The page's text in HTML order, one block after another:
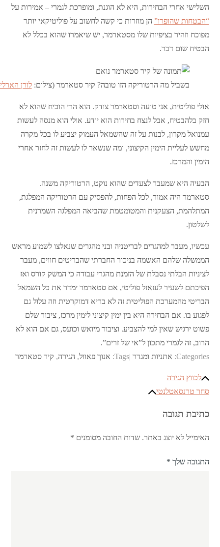
השלישי אחרי הבחירות, היא לא הוגנת, ומופרכת לגמרי – אמירות על
“הבטחות שהופרו” הן מוזרות כי קשה לחשוב על פוליטיקאי יותר
מפוכח וזהיר בציפיות שלו מסטארמר, יש שיאמרו שהוא בכלל לא
הבטיח שום דבר.
בשביל מה הרטוריקה הזו טובה? קיר סטארמר (צילום:לורן הארלי,
אולי פוליטית, אני טועה וסטארמר צודק. הוא הרי הוכיח שהוא לא
חזק בלהבטיח, אבל לנצח בחירות הוא יודע. אולי הוא מנסה לעשות
עמנואל מקרון, לבנות על זה שהשמאל העמוק יצביע לו בכל מקרה
מחשש לעליית הימין הקיצוני, ומה שנשאר לו לעשות זה לחזר אחרי
הימין והמרכז.
הבעיה היא שמעבר לצעדים שהוא נוקט, הרטוריקה משנה.
סטארמר היה אמור, לכל הפחות, להפסיק עם הרטוריקה המפלגת,
המתלהמת, הצעקנית והמטומטמת שהביאה המפלגה השמרנית
לשלטון.
עכשיו, מעבר למהגרים לבריטניה ובני מהגרים שנאלצו לשמוע מראש
הממשלה שלהם האשמה בניכור החברתי שהבריטים חווים, מעבר
לציניות הבלתי נסבלת של הזמנת מהגרי עבודה כי המשק קורס ואז
הפיכתם לשעיר לעזאזל פוליטי, אם סטארמר ימדר את כל השמאל
הבריטי מהמערכת הפוליטית זה לא בריא דמוקרטית וזה עלול גם
לפגוע בו. אם הבחירה היא בין ימין קיצוני לימין מרכז, ציבור שלם
פשוט ירגיש שאין למי להצביע. וציבור מיואש וכועס, גם אם הוא לא
הרוב, זה לגמרי מתכון ל”אי של זרים”.
Categories: אתניות ומגדר Tags: אנוך פאוול, הגירה, קיר סטארמר
ניווט
לכווץ הגירה
סחר טרנסאטלנטי
כתיבת תגובה
האימייל לא יוצג באתר. שדות החובה מסומנים *
התגובה שלך *